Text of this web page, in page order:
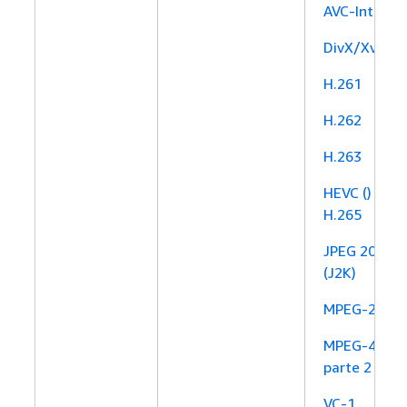
AVC-Intra
DivX/Xvid
H.261
H.262
H.263
HEVC ()
H.265
JPEG 2000
(J2K)
MPEG-2
MPEG-4
parte 2
VC-1